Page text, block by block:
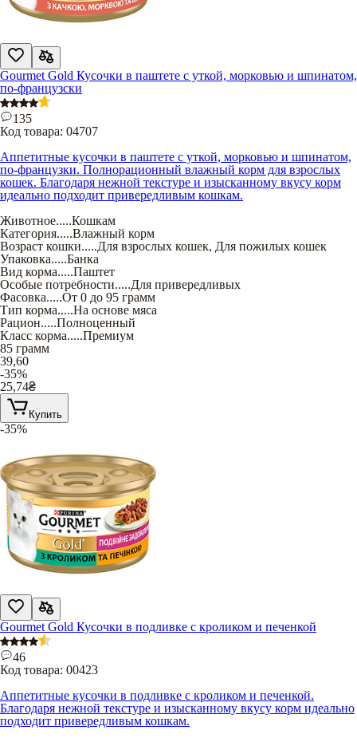
Gourmet Gold Кусочки в паштете с уткой, морковью и шпинатом,
по-французски
135
Код товара: 04707
Аппетитные кусочки в паштете с уткой, морковью и шпинатом,
по-французки. Полнорационный влажный корм для взрослых
кошек. Благодаря нежной текстуре и изысканному вкусу корм
идеально подходит привередливым кошкам.
Животное.....Кошкам
Категория.....Влажный корм
Возраст кошки.....Для взрослых кошек, Для пожилых кошек
Упаковка.....Банка
Вид корма.....Паштет
Особые потребности.....Для привередливых
Фасовка.....От 0 до 95 грамм
Тип корма.....На основе мяса
Рацион.....Полноценный
Класс корма.....Премиум
85 грамм
39,60
-35%
25,74₴
Купить
-35%
Gourmet Gold Кусочки в подливке c кроликом и печенкой
46
Код товара: 00423
Аппетитные кусочки в подливке с кроликом и печенкой.
Благодаря нежной текстуре и изысканному вкусу корм идеально
подходит привередливым кошкам.